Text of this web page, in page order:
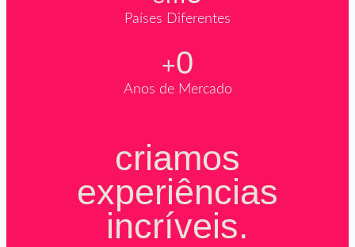
Países Diferentes
Anos de Mercado
+0
criamos
experiências
incríveis.